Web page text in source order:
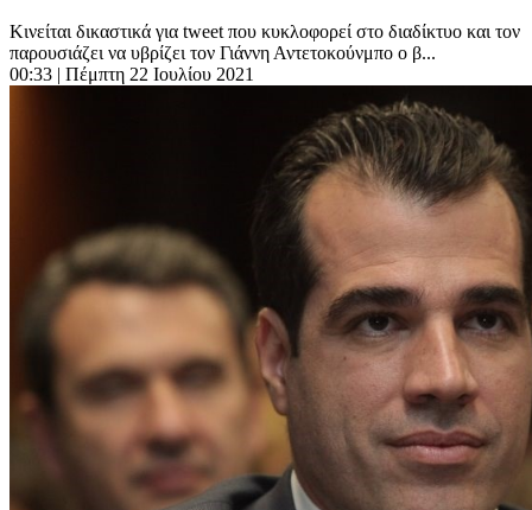
Κινείται δικαστικά για tweet που κυκλοφορεί στο διαδίκτυο και τον
παρουσιάζει να υβρίζει τον Γιάννη Αντετοκούνμπο ο β...
00:33 | Πέμπτη 22 Ιουλίου 2021